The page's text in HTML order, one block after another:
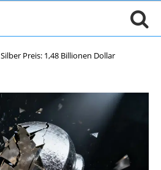
Silber Preis: 1,48 Billionen Dollar